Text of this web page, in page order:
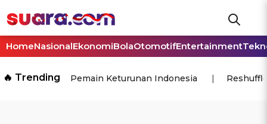
HomeNasionalEkonomiBolaOtomotifEntertainment
🔥 Trending Pemain Keturunan Indonesia